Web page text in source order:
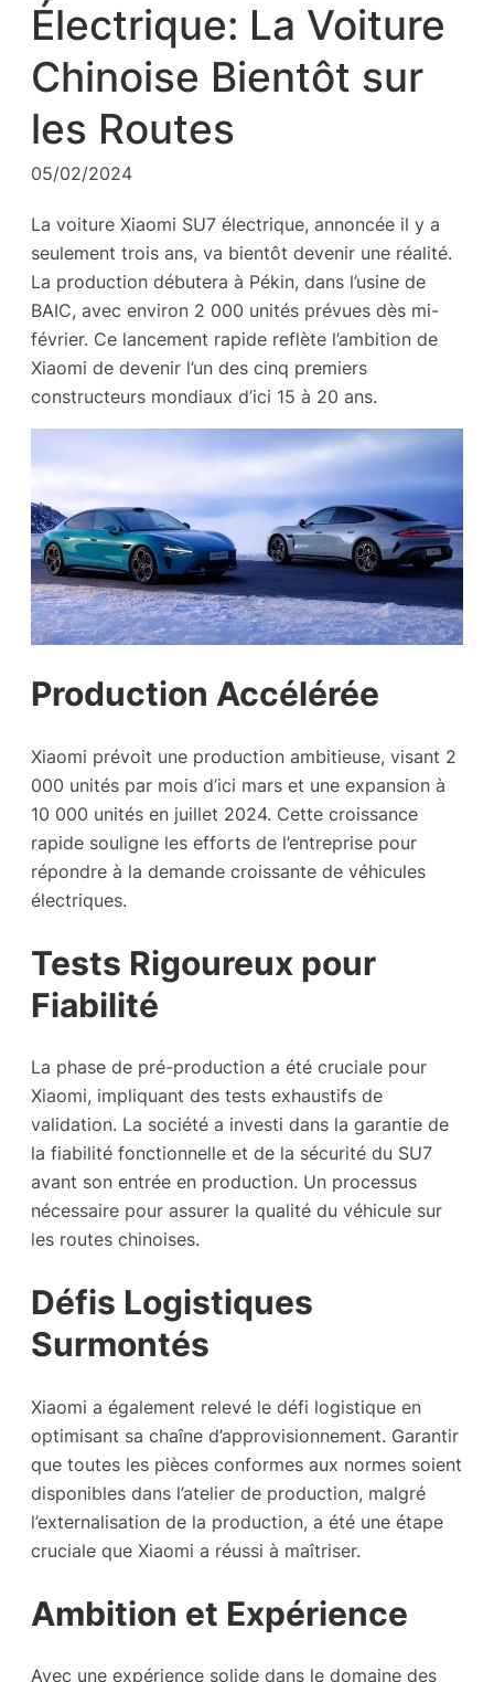
Électrique: La Voiture
Chinoise Bientôt sur
les Routes
05/02/2024
La voiture Xiaomi SU7 électrique, annoncée il y a
seulement trois ans, va bientôt devenir une réalité.
La production débutera à Pékin, dans l’usine de
BAIC, avec environ 2 000 unités prévues dès mi-
février. Ce lancement rapide reflète l’ambition de
Xiaomi de devenir l’un des cinq premiers
constructeurs mondiaux d’ici 15 à 20 ans.
Production Accélérée
Xiaomi prévoit une production ambitieuse, visant 2
000 unités par mois d’ici mars et une expansion à
10 000 unités en juillet 2024. Cette croissance
rapide souligne les efforts de l’entreprise pour
répondre à la demande croissante de véhicules
électriques.
Tests Rigoureux pour
Fiabilité
La phase de pré-production a été cruciale pour
Xiaomi, impliquant des tests exhaustifs de
validation. La société a investi dans la garantie de
la fiabilité fonctionnelle et de la sécurité du SU7
avant son entrée en production. Un processus
nécessaire pour assurer la qualité du véhicule sur
les routes chinoises.
Défis Logistiques
Surmontés
Xiaomi a également relevé le défi logistique en
optimisant sa chaîne d’approvisionnement. Garantir
que toutes les pièces conformes aux normes soient
disponibles dans l’atelier de production, malgré
l’externalisation de la production, a été une étape
cruciale que Xiaomi a réussi à maîtriser.
Ambition et Expérience
Avec une expérience solide dans le domaine des